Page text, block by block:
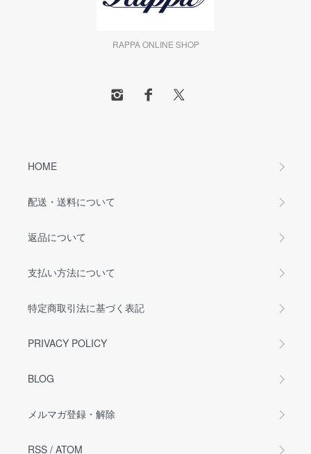
RAPPA ONLINE SHOP
HOME
配送・送料について
返品について
支払い方法について
特定商取引法に基づく表記
PRIVACY POLICY
BLOG
メルマガ登録・解除
RSS / ATOM